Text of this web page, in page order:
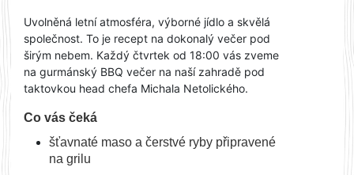
Uvolněná letní atmosféra, výborné jídlo a skvělá
společnost. To je recept na dokonalý večer pod
širým nebem. Každý čtvrtek od 18:00 vás zveme
na gurmánský BBQ večer na naší zahradě pod
taktovkou head chefa Michala Netolického.
Co vás čeká
šťavnaté maso a čerstvé ryby připravené
na grilu